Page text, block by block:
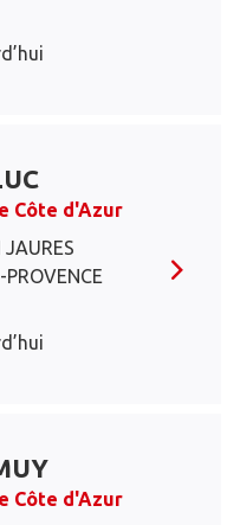
Côte d'Azur
Côte d'Azur